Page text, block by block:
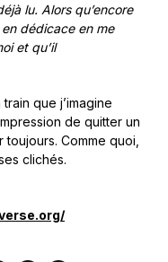
lu. Alors qu’encore
en dédicace en me
et qu’il
que j’imagine
de quitter un
Comme quoi,
clichés.